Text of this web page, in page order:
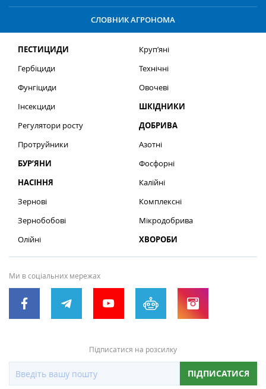
СЛОВНИК АГРОНОМА
ПЕСТИЦИДИ
Гербіциди
Фунгіциди
Інсекциди
Регулятори росту
Протруйники
БУР’ЯНИ
НАСІННЯ
Зернові
Зернобобові
Олійні
Круп’яні
Технічні
Овочеві
ШКІДНИКИ
ДОБРИВА
Азотні
Фосфорні
Калійні
Комплексні
Мікродобрива
ХВОРОБИ
Ми в соціальних мережах
Підписатися на розсилку
ПІДПИСАТИСЯ